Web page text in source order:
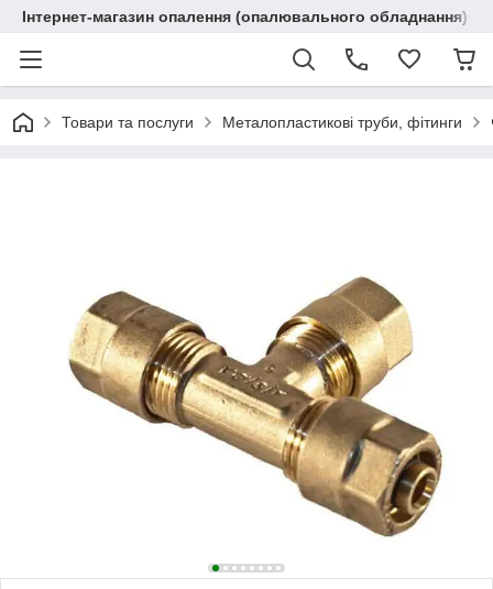
Інтернет-магазин опалення (опалювального обладнання)
Товари та послуги Металопластикові труби, фітинги